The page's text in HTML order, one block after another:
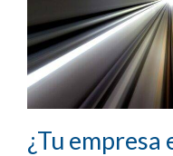
¿Tu empresa